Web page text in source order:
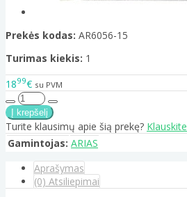
Prekės kodas: AR6056-15
Turimas kiekis: 1
1899€ su PVM
Turite klausimų apie šią prekę? Klauskite
Gamintojas: ARIAS
Aprašymas
(0) Atsiliepimai